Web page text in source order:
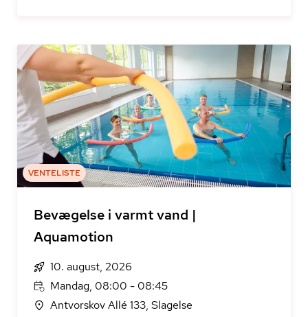
VENTELISTE
Bevægelse i varmt vand |
Aquamotion
10. august, 2026
Mandag, 08:00 - 08:45
Antvorskov Allé 133, Slagelse